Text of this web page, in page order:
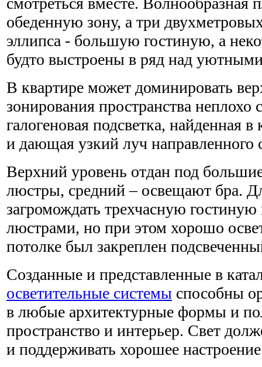
обеденную зону, а три
эллипса - большую гостиную, а
будто выстроены в ряд над
В квартире может доминировать
зонирования пространства неплохо
галогеновая подсветка, найденная в
и дающая узкий луч направленного
Верхний уровень отдан под
люстры, средний – освещают бра.
загромождать трехчасную
люстрами, но при этом хорошо
потолке был закреплен
Созданные и представленные в
осветительные системы способны
в любые архитектурные формы и
пространство и интерьер. Свет
и поддерживать хорошее